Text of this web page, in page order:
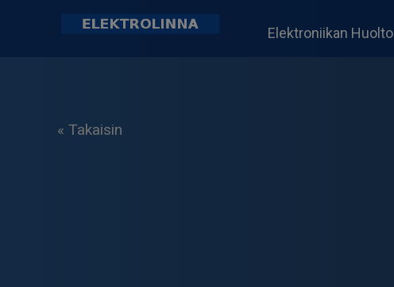
Elektroniikan Huolto
« Takaisin